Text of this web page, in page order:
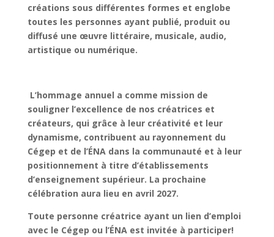
créations sous différentes formes et englobe
toutes les personnes ayant publié, produit ou
diffusé une œuvre littéraire, musicale, audio,
artistique ou numérique.
L’hommage annuel a comme mission de
souligner l’excellence de nos créatrices et
créateurs, qui grâce à leur créativité et leur
dynamisme, contribuent au rayonnement du
Cégep et de l’ÉNA dans la communauté et à leur
positionnement à titre d’établissements
d’enseignement supérieur. La prochaine
célébration aura lieu en avril 2027.
Toute personne créatrice ayant un lien d’emploi
avec le Cégep ou l’ÉNA est invitée à participer!